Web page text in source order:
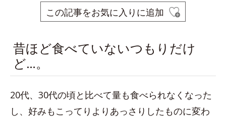
この記事をお気に入りに追加
昔ほど食べていないつもりだけ
ど…。
20代、30代の頃と比べて量も食べられなくなった
し、好みもこってりよりあっさりしたものに変わ